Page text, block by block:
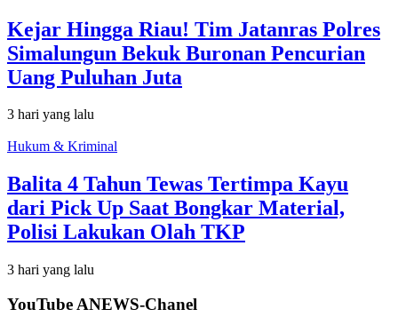
Kejar Hingga Riau! Tim Jatanras Polres
Simalungun Bekuk Buronan Pencurian
Uang Puluhan Juta
3 hari yang lalu
Hukum & Kriminal
Balita 4 Tahun Tewas Tertimpa Kayu
dari Pick Up Saat Bongkar Material,
Polisi Lakukan Olah TKP
3 hari yang lalu
YouTube ANEWS-Chanel